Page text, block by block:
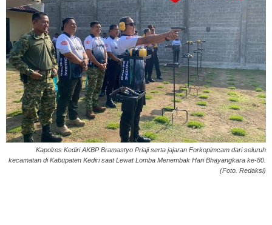
Kapolres Kediri AKBP Bramastyo Priaji serta jajaran Forkopimcam dari seluruh
kecamatan di Kabupaten Kediri saat Lewat Lomba Menembak Hari Bhayangkara ke-80.
(Foto. Redaksi)